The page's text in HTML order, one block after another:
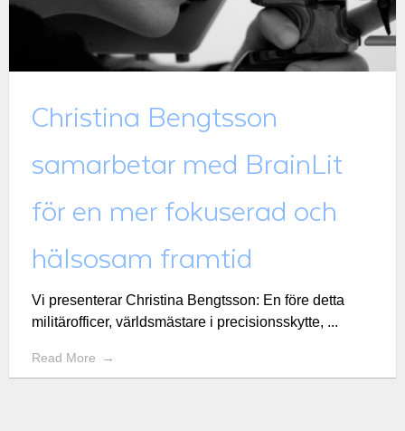
Christina Bengtsson
samarbetar med BrainLit
för en mer fokuserad och
hälsosam framtid
Vi presenterar Christina Bengtsson: En före detta
militärofficer, världsmästare i precisionsskytte, ...
Read More